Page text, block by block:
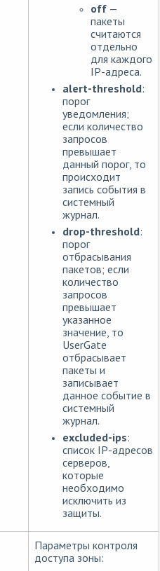
off —
пакеты
считаются
отдельно
для каждого
IP-адреса.
alert-threshold:
порог
уведомления;
если количество
запросов
превышает
данный порог, то
происходит
запись события в
системный
журнал.
drop-threshold:
порог
отбрасывания
пакетов; если
количество
запросов
превышает
указанное
значение, то
UserGate
отбрасывает
пакеты и
записывает
данное событие в
системный
журнал.
excluded-ips:
список IP-адресов
серверов,
которые
необходимо
исключить из
защиты.
Параметры контроля
доступа зоны: